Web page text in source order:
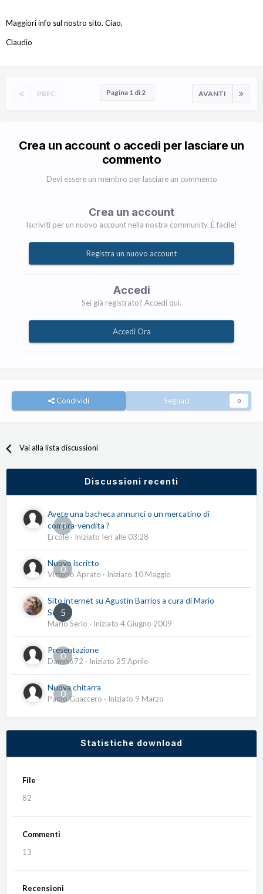
Maggiori info sul nostro sito. Ciao,
Claudio
PREC AVANTI
Pagina 1 di 2
Crea un account o accedi per lasciare un
commento
Devi essere un membro per lasciare un commento
Crea un account
Iscriviti per un nuovo account nella nostra community. È facile!
Registra un nuovo account
Accedi
Sei già registrato? Accedi qui.
Accedi Ora
Condividi Seguaci 0
Vai alla lista discussioni
Discussioni recenti
0
Avete una bacheca annunci o un mercatino di
compra-vendita ?
Ercole · Iniziato Ieri alle 03:28
0
Nuovo iscritto
Vittorio Aprato · Iniziato 10 Maggio
5
Sito internet su Agustín Barrios a cura di Mario
Serio
Mario Serio · Iniziato 4 Giugno 2009
0
Presentazione
Damis672 · Iniziato 25 Aprile
0
Nuova chitarra
Paolo Guaccero · Iniziato 9 Marzo
Statistiche download
File
82
Commenti
13
Recensioni